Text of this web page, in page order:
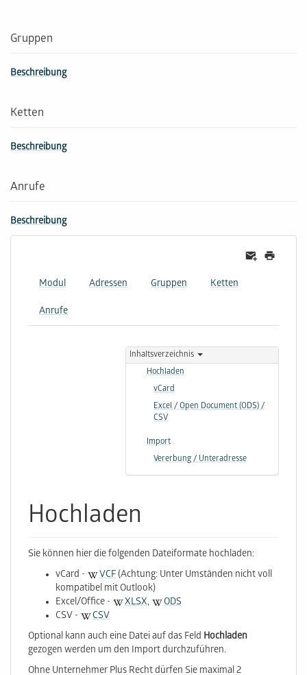
Gruppen
Beschreibung
Ketten
Beschreibung
Anrufe
Beschreibung
Modul Adressen Gruppen Ketten
Anrufe
Inhaltsverzeichnis
Hochladen
vCard
Excel / Open Document (ODS) /
CSV
Import
Vererbung / Unteradresse
Hochladen
Sie können hier die folgenden Dateiformate hochladen:
vCard -
VCF(Achtung: Unter Umständen nicht voll
kompatibel mit Outlook)
Excel/Office -
XLSX,
ODS
CSV -
CSV
Optional kann auch eine Datei auf das Feld Hochladen
gezogen werden um den Import durchzuführen.
Ohne Unternehmer Plus Recht dürfen Sie maximal 2